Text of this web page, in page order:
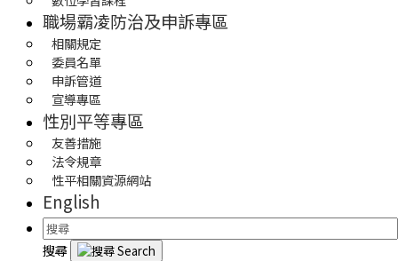
職場霸凌防治及申訴專區
相關規定
委員名單
申訴管道
宣導專區
性別平等專區
友善措施
法令規章
性平相關資源網站
English
搜尋